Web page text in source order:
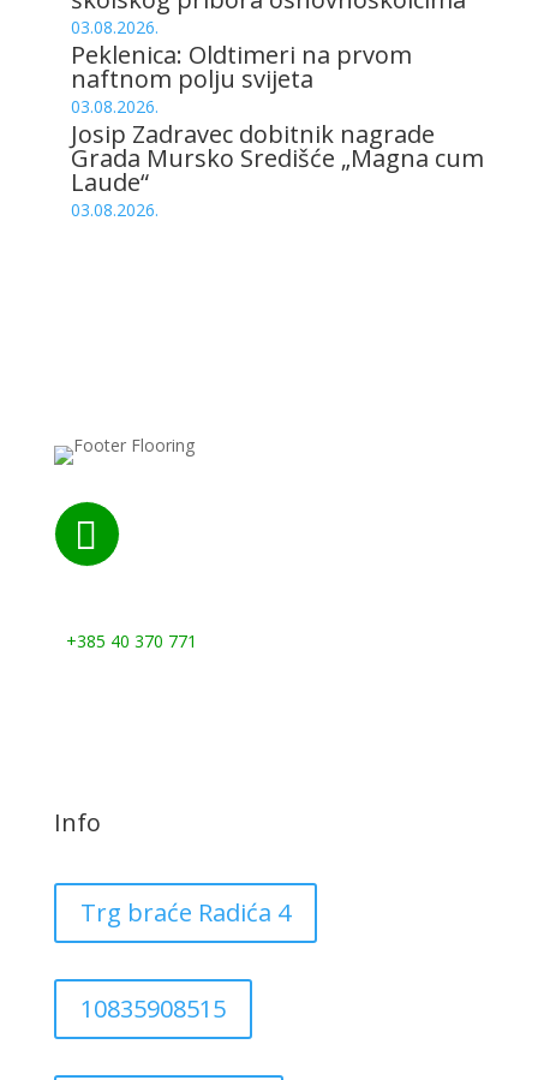
03.08.2026.
Peklenica: Oldtimeri na prvom
naftnom polju svijeta
03.08.2026.
Josip Zadravec dobitnik nagrade
Grada Mursko Središće „Magna cum
Laude“
03.08.2026.

+385 40 370 771
Info
Trg braće Radića 4
10835908515